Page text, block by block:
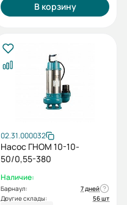
В корзину
02.31.000032
Насос ГНОМ 10-10-
50/0,55-380
Наличие:
Барнаул:
7 дней
Другие склады:
56 шт